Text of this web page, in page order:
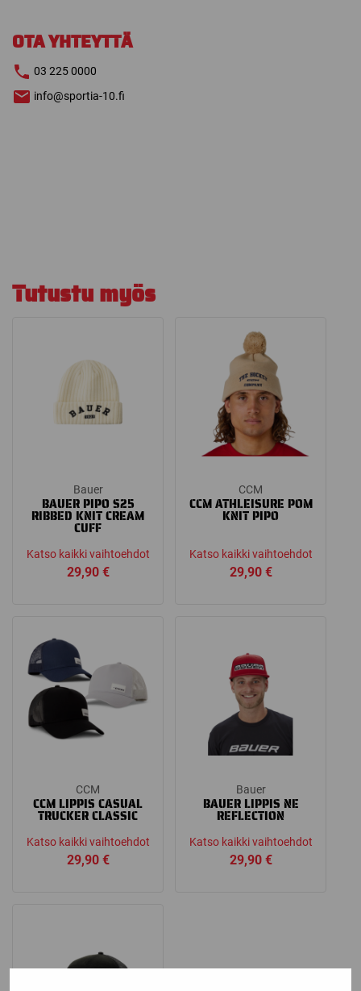
OTA YHTEYTTÄ
03 225 0000
info@sportia-10.fi
Tutustu myös
Bauer
BAUER PIPO S25
RIBBED KNIT CREAM
CUFF
Katso kaikki vaihtoehdot
29,90 €
CCM
CCM ATHLEISURE POM
KNIT PIPO
Katso kaikki vaihtoehdot
29,90 €
CCM
CCM LIPPIS CASUAL
TRUCKER CLASSIC
Katso kaikki vaihtoehdot
29,90 €
Bauer
BAUER LIPPIS NE
REFLECTION
Katso kaikki vaihtoehdot
29,90 €